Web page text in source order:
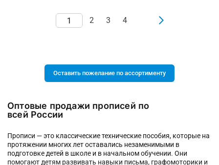
2 3 4
Оставить пожелание по ассортименту
Оптовые продажи прописей по
всей России
Прописи — это классические технические пособия, которые на
протяжении многих лет оставались незаменимыми в
подготовке детей в школе и в начальном обучении. Они
помогают детям развивать навыки письма, графомоторики и